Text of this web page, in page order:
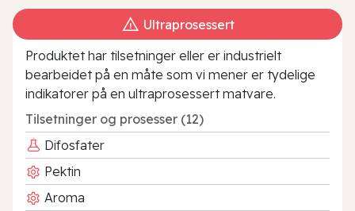
Ultraprosessert
Produktet har tilsetninger eller er industrielt
bearbeidet på en måte som vi mener er tydelige
indikatorer på en ultraprosessert matvare.
Tilsetninger og prosesser (12)
Difosfater
Pektin
Aroma